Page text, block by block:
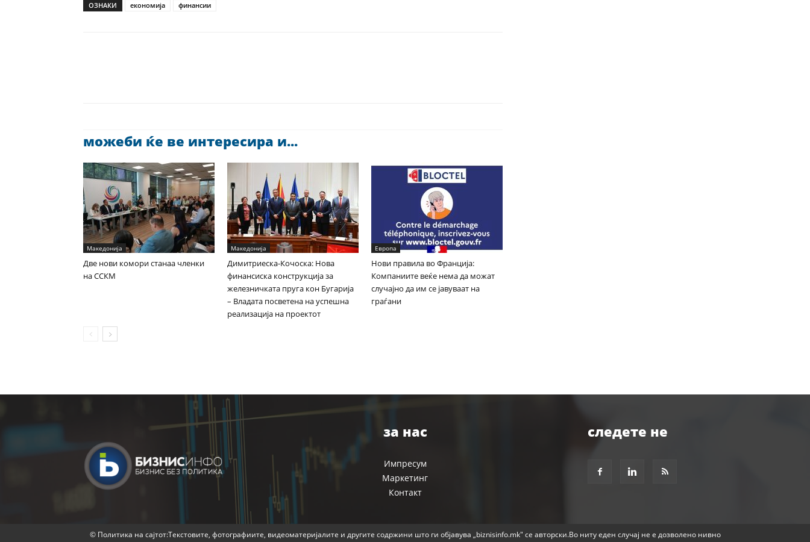
ОЗНАКИ економија финансии
можеби ќе ве интересира и...
Македонија
Две нови комори станаа членки
на ССКМ
Македонија
Димитриеска-Кочоска: Нова
финансиска конструкција за
железничката пруга кон Бугарија
– Владата посветена на успешна
реализација на проектот
Европа
Нови правила во Франција:
Компаниите веќе нема да можат
случајно да им се јавуваат на
граѓани
за нас
Импресум
Маркетинг
Контакт
следете не
© Политика на сајтот:Текстовите, фотографиите, видеоматеријалите и другите содржини што ги објавува „biznisinfo.mk" се авторски.Во ниту еден случај не е дозволено нивно